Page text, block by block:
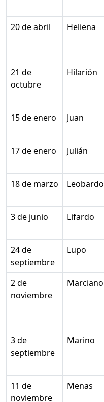
20 de abril Heliena
21 de
octubre
Hilarión
15 de enero Juan
17 de enero Julián
18 de marzo
Leobardo
3 de junio
Lifardo
24 de
septiembre
Lupo
2 de
noviembre
Marciano
3 de
septiembre
Marino
11 de
noviembre
Menas